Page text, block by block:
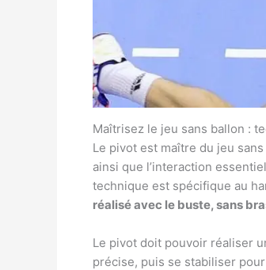
Maîtrisez le jeu sans ballon :
Le pivot est maître du jeu
ainsi que l’interaction
technique est spécifique au
réalisé avec le buste, sans
Le pivot doit pouvoir réaliser
précise, puis se stabiliser